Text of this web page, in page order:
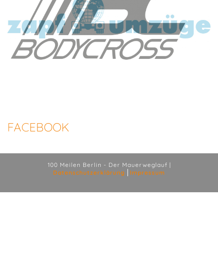
FACEBOOK
100 Meilen Berlin - Der Mauerweglauf |
Datenschutzerklärung
Impressum